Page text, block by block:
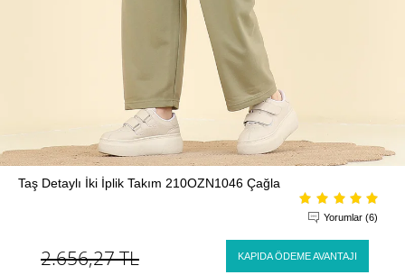
Taş Detaylı İki İplik Takım 210OZN1046 Çağla
Yorumlar (6)
2.656,27TL KAPIDA ÖDEME AVANTAJI